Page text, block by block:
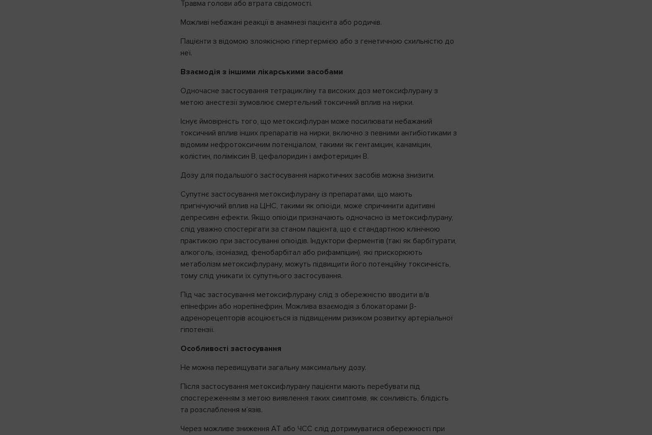
Травма голови або втрата свідомості.
Можливі небажані реакції в анамнезі пацієнта або родичів.
Пацієнти з відомою злоякісною гіпертермією або з генетичною схильністю до
неї.
Взаємодія з іншими лікарськими засобами
Одночасне застосування тетрацикліну та високих доз метоксифлурану з
метою анестезії зумовлює смертельний токсичний вплив на нирки.
Існує ймовірність того, що метоксифлуран може посилювати небажаний
токсичний вплив інших препаратів на нирки, включно з певними антибіотиками з
відомим нефротоксичним потенціалом, такими як гентаміцин, канаміцин,
колістин, поліміксин B, цефалоридин і амфотерицин B.
Дозу для подальшого застосування наркотичних засобів можна знизити.
Супутнє застосування метоксифлурану із препаратами, що мають
пригнічуючий вплив на ЦНС, такими як опіоїди, може спричинити адитивні
депресивні ефекти. Якщо опіоїди призначають одночасно із метоксифлурану,
слід уважно спостерігати за станом пацієнта, що є стандартною клінічною
практикою при застосуванні опіоїдів. Індуктори ферментів (такі як барбітурати,
алкоголь, ізоніазид, фенобарбітал або рифампіцин), які прискорюють
метаболізм метоксифлурану, можуть підвищити його потенційну токсичність,
тому слід уникати їх супутнього застосування.
Під час застосування метоксифлурану слід з обережністю вводити в/в
епінефрин або норепінефрин. Можлива взаємодія з блокаторами β-
адренорецепторів асоціюється із підвищеним ризиком розвитку артеріальної
гіпотензії.
Особливості застосування
Не можна перевищувати загальну максимальну дозу.
Після застосування метоксифлурану пацієнти мають перебувати під
спостереженням з метою виявлення таких симптомів, як сонливість, блідість
та розслаблення м’язів.
Через можливе зниження АТ або ЧСС слід дотримуватися обережності при